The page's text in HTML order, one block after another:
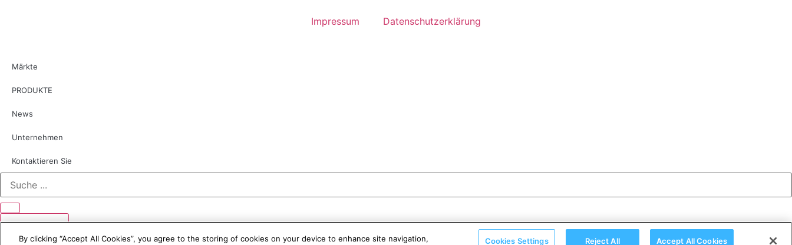
Impressum Datenschutzerklärung
Märkte
PRODUKTE
News
Unternehmen
Kontaktieren Sie
Suche
Ergebnisse
By clicking “Accept All Cookies”, you agree to the storing of cookies on your device to enhance site navigation, Cookies Settings Reject All Accept All Cookies